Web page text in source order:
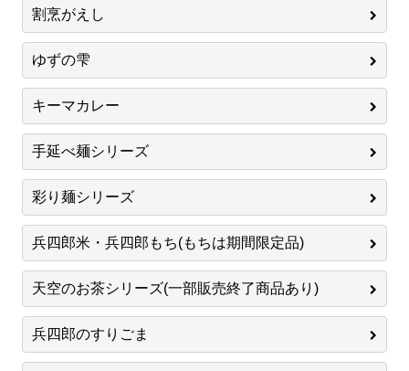
割烹がえし
ゆずの雫
キーマカレー
手延べ麺シリーズ
彩り麺シリーズ
兵四郎米・兵四郎もち(もちは期間限定品)
天空のお茶シリーズ(一部販売終了商品あり)
兵四郎のすりごま